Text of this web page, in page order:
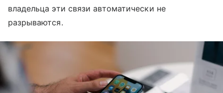
владельца эти связи автоматически не
разрываются.